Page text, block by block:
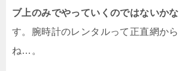
ブ上のみでやっていくのではないかな
す。腕時計のレンタルって正直網か
ね…。